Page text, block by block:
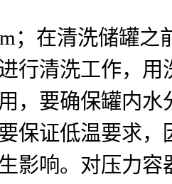
；在清洗储罐
行清洗工作，
，要确保罐内
保证低温要求
影响。对压力